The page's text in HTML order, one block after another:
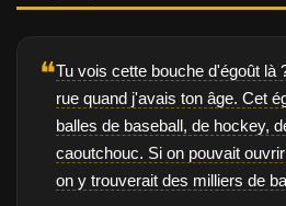
❝Tu vois cette bouche d'égoût là
rue quand j'avais ton âge. Cet
balles de baseball, de hockey,
caoutchouc. Si on pouvait
on y trouverait des milliers de